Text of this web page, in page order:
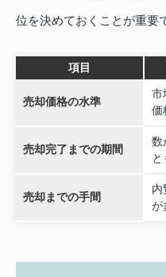
位を決めておくことが重要
項目
売却価格の水準
市
価
売却完了までの期間
数
と
売却までの手間
内
が